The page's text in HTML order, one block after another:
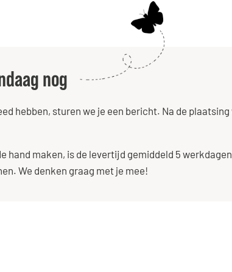
nog
hebben, sturen we je een bericht. Na de
hand maken, is de levertijd gemiddeld 5
We denken graag met je mee!